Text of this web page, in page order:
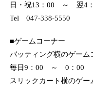
日・祝13：00 ～ 翌4
Tel 047-338-5550
■ゲームコーナー
バッティング横のゲーム
毎日9：00 ～ 0：00
スリックカート横のゲー